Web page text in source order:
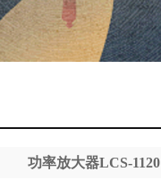
功率放大器LCS-1120